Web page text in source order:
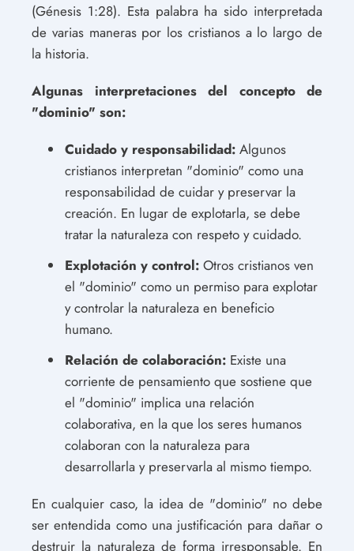
(Génesis 1:28). Esta palabra ha sido interpretada
de varias maneras por los cristianos a lo largo de
la historia.
Algunas interpretaciones del concepto de
"dominio" son:
Cuidado y responsabilidad: Algunos
cristianos interpretan "dominio" como una
responsabilidad de cuidar y preservar la
creación. En lugar de explotarla, se debe
tratar la naturaleza con respeto y cuidado.
Explotación y control: Otros cristianos ven
el "dominio" como un permiso para explotar
y controlar la naturaleza en beneficio
humano.
Relación de colaboración: Existe una
corriente de pensamiento que sostiene que
el "dominio" implica una relación
colaborativa, en la que los seres humanos
colaboran con la naturaleza para
desarrollarla y preservarla al mismo tiempo.
En cualquier caso, la idea de "dominio" no debe
ser entendida como una justificación para dañar o
destruir la naturaleza de forma irresponsable. En